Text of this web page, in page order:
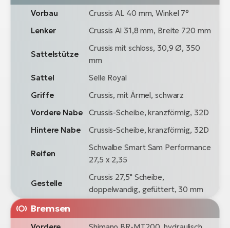
Vorbau
Crussis AL 40 mm, Winkel 7°
Lenker
Crussis Al 31,8 mm, Breite 720 mm
Sattelstütze
Crussis mit schloss, 30,9 Ø, 350
mm
Sattel
Selle Royal
Griffe
Crussis, mit Ärmel, schwarz
Vordere Nabe
Crussis-Scheibe, kranzförmig, 32D
Hintere Nabe
Crussis-Scheibe, kranzförmig, 32D
Reifen
Schwalbe Smart Sam Performance
27,5 x 2,35
Gestelle
Crussis 27,5" Scheibe,
doppelwandig, gefüttert, 30 mm
Bremsen